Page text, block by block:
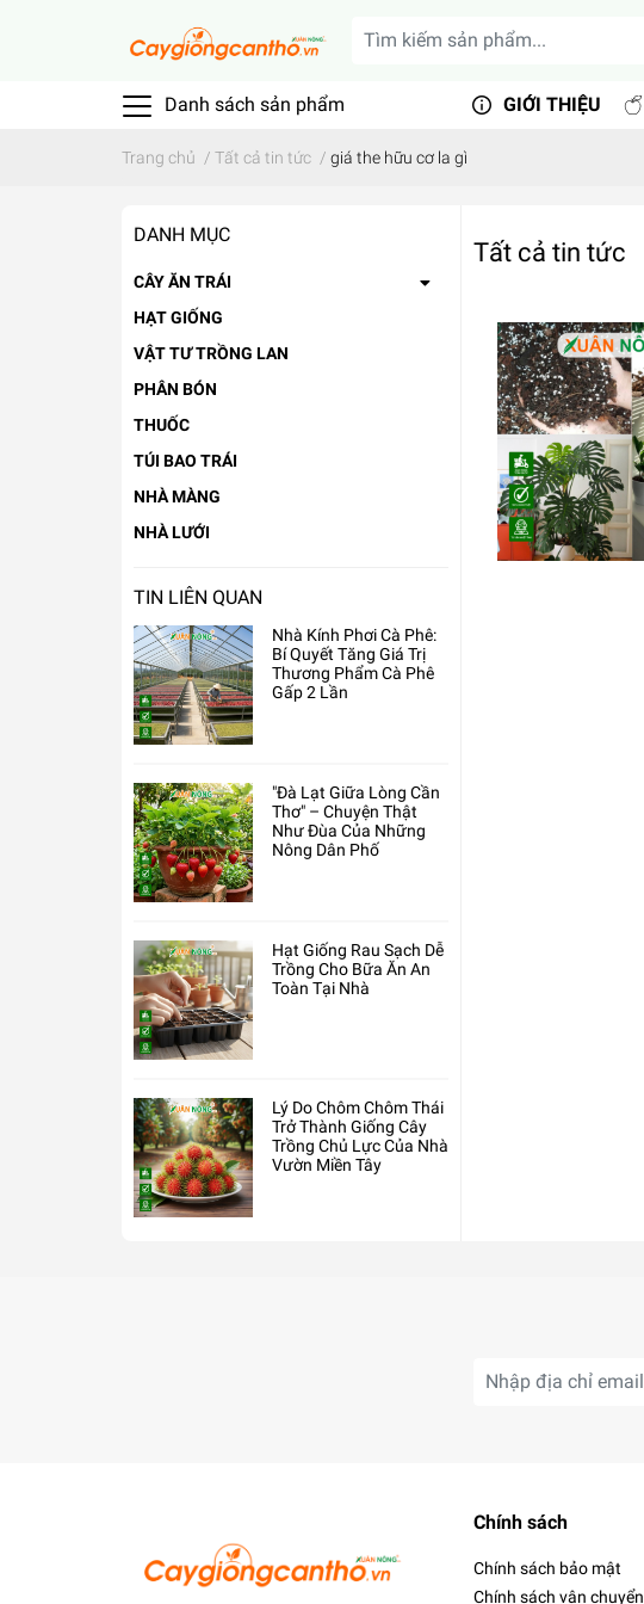
Danh sách sản phẩm GIỚI THIỆU
Trang chủ / Tất cả tin tức / giá the hữu cơ la gì
DANH MỤC
CÂY ĂN TRÁI
HẠT GIỐNG
VẬT TƯ TRỒNG LAN
PHÂN BÓN
THUỐC
TÚI BAO TRÁI
NHÀ MÀNG
NHÀ LƯỚI
TIN LIÊN QUAN
Nhà Kính Phơi Cà Phê:
Bí Quyết Tăng Giá Trị
Thương Phẩm Cà Phê
Gấp 2 Lần
"Đà Lạt Giữa Lòng Cần
Thơ" – Chuyện Thật
Như Đùa Của Những
Nông Dân Phố
Hạt Giống Rau Sạch Dễ
Trồng Cho Bữa Ăn An
Toàn Tại Nhà
Lý Do Chôm Chôm Thái
Trở Thành Giống Cây
Trồng Chủ Lực Của Nhà
Vườn Miền Tây
Tất cả tin tức
Chính sách
Chính sách bảo mật
Chính sách vận chuyển